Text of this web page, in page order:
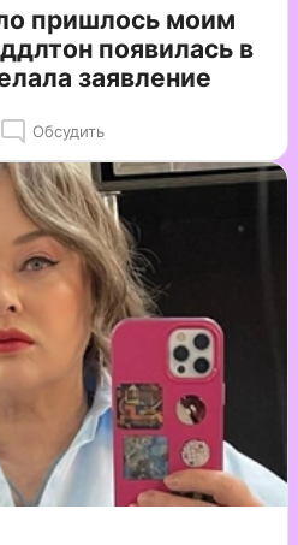
пришлось моим
появилась в
заявление
Обсудить